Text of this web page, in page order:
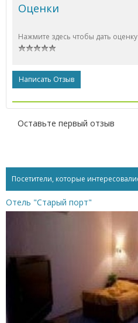
Оценки
Нажмите здесь чтобы дать оценку
Написать Отзыв
Оставьте первый отзыв
Отель "Старый порт"